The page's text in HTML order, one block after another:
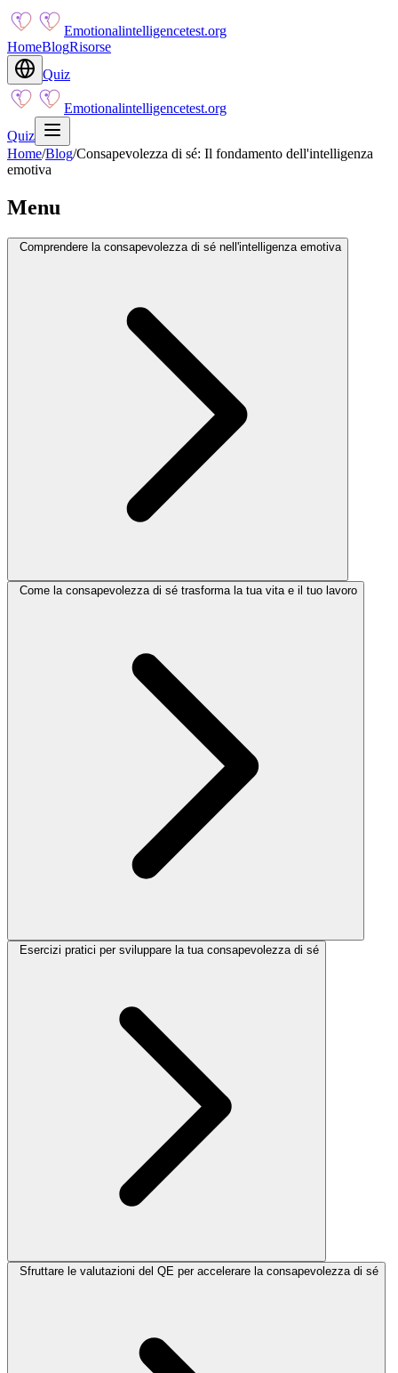
Emotionalintelligencetest.org
HomeBlogRisorse
Quiz
Emotionalintelligencetest.org
Quiz
Home/Blog/Consapevolezza di sé: Il fondamento dell'intelligenza
emotiva
Menu
Comprendere la consapevolezza di sé nell'intelligenza emotiva
Come la consapevolezza di sé trasforma la tua vita e il tuo lavoro
Esercizi pratici per sviluppare la tua consapevolezza di sé
Sfruttare le valutazioni del QE per accelerare la consapevolezza di sé